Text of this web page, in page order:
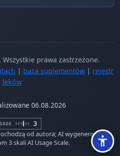
prawa zastrzeżone.
| baza suplementów | rejestr
leków
06.08.2026
od autora; AI wygenerowało z
3 skali AI Usage Scale.